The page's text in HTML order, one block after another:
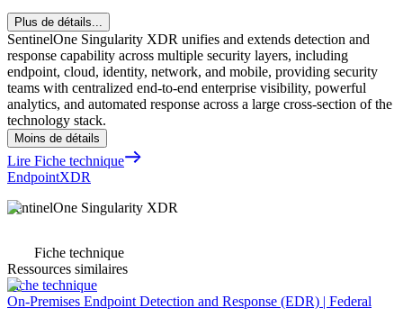
Plus de détails...
SentinelOne Singularity XDR unifies and extends detection and
response capability across multiple security layers, including
endpoint, cloud, identity, network, and mobile, providing security
teams with centralized end-to-end enterprise visibility, powerful
analytics, and automated response across a large cross-section of the
technology stack.
Moins de détails
Lire Fiche technique
EndpointXDR
SentinelOne Singularity XDR
Fiche technique
Ressources similaires
Fiche technique
On-Premises Endpoint Detection and Response (EDR) | Federal